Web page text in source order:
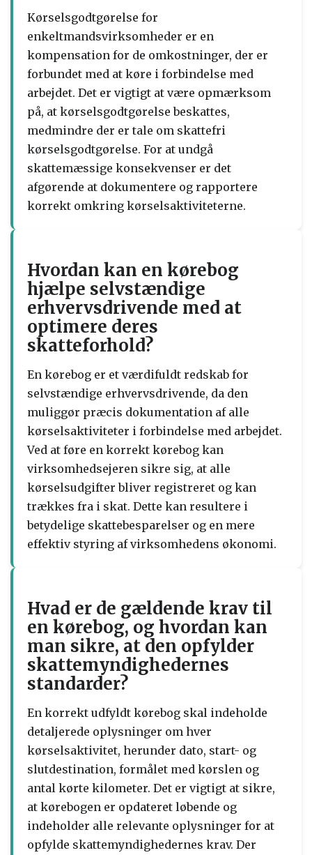
Kørselsgodtgørelse for
enkeltmandsvirksomheder er en
kompensation for de omkostninger, der er
forbundet med at køre i forbindelse med
arbejdet. Det er vigtigt at være opmærksom
på, at kørselsgodtgørelse beskattes,
medmindre der er tale om skattefri
kørselsgodtgørelse. For at undgå
skattemæssige konsekvenser er det
afgørende at dokumentere og rapportere
korrekt omkring kørselsaktiviteterne.
Hvordan kan en kørebog
hjælpe selvstændige
erhvervsdrivende med at
optimere deres
skatteforhold?
En kørebog er et værdifuldt redskab for
selvstændige erhvervsdrivende, da den
muliggør præcis dokumentation af alle
kørselsaktiviteter i forbindelse med arbejdet.
Ved at føre en korrekt kørebog kan
virksomhedsejeren sikre sig, at alle
kørselsudgifter bliver registreret og kan
trækkes fra i skat. Dette kan resultere i
betydelige skattebesparelser og en mere
effektiv styring af virksomhedens økonomi.
Hvad er de gældende krav til
en kørebog, og hvordan kan
man sikre, at den opfylder
skattemyndighedernes
standarder?
En korrekt udfyldt kørebog skal indeholde
detaljerede oplysninger om hver
kørselsaktivitet, herunder dato, start- og
slutdestination, formålet med kørslen og
antal kørte kilometer. Det er vigtigt at sikre,
at kørebogen er opdateret løbende og
indeholder alle relevante oplysninger for at
opfylde skattemyndighedernes krav. Der